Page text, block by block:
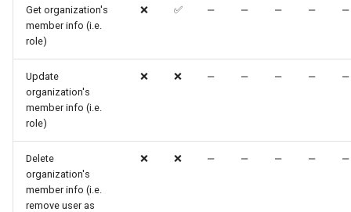
Get organization's
member info (i.e.
role)
❌ ✅ ‒ ‒ ‒ ‒ ‒
Update
organization's
member info (i.e.
role)
❌ ❌ ‒ ‒ ‒ ‒ ‒
Delete
organization's
member info (i.e.
remove user as
❌ ❌ ‒ ‒ ‒ ‒ ‒